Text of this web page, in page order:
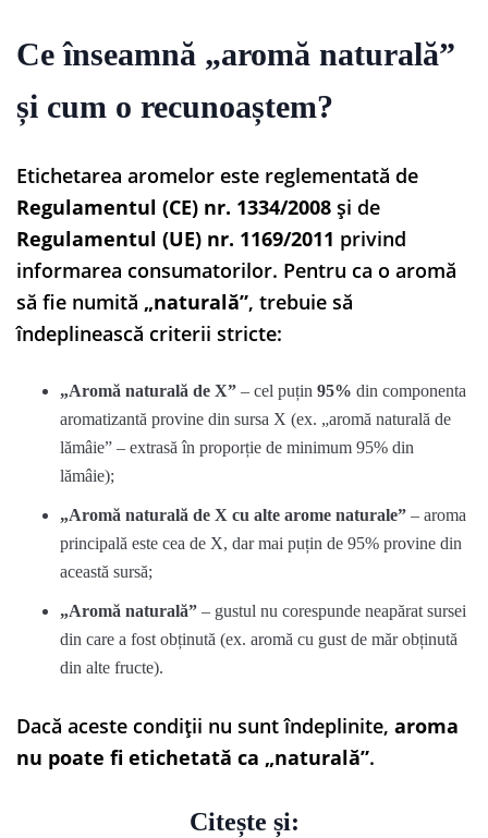
Ce înseamnă „aromă naturală”
și cum o recunoaștem?
Etichetarea aromelor este reglementată de
Regulamentul (CE) nr. 1334/2008 și de
Regulamentul (UE) nr. 1169/2011 privind
informarea consumatorilor. Pentru ca o aromă
să fie numită „naturală”, trebuie să
îndeplinească criterii stricte:
„Aromă naturală de X” – cel puțin 95% din componenta
aromatizantă provine din sursa X (ex. „aromă naturală de
lămâie” – extrasă în proporție de minimum 95% din
lămâie);
„Aromă naturală de X cu alte arome naturale” – aroma
principală este cea de X, dar mai puțin de 95% provine din
această sursă;
„Aromă naturală” – gustul nu corespunde neapărat sursei
din care a fost obținută (ex. aromă cu gust de măr obținută
din alte fructe).
Dacă aceste condiții nu sunt îndeplinite, aroma
nu poate fi etichetată ca „naturală”.
Citește și: